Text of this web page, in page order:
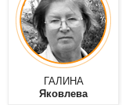
ГАЛИНА
Яковлева